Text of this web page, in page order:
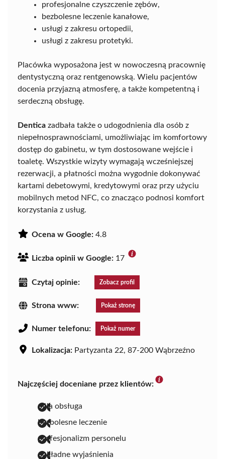
profesjonalne czyszczenie zębów,
bezbolesne leczenie kanałowe,
usługi z zakresu ortopedii,
usługi z zakresu protetyki.
Placówka wyposażona jest w nowoczesną pracownię
dentystyczną oraz rentgenowską. Wielu pacjentów
docenia przyjazną atmosferę, a także kompetentną i
serdeczną obsługę.
Dentica zadbała także o udogodnienia dla osób z
niepełnosprawnościami, umożliwiając im komfortowy
dostęp do gabinetu, w tym dostosowane wejście i
toaletę. Wszystkie wizyty wymagają wcześniejszej
rezerwacji, a płatności można wygodnie dokonywać
kartami debetowymi, kredytowymi oraz przy użyciu
mobilnych metod NFC, co znacząco podnosi komfort
korzystania z usług.
Ocena w Google: 4.8
Liczba opinii w Google: 17
Czytaj opinie: Zobacz profil
Strona www: Pokaż stronę
Numer telefonu: Pokaż numer
Lokalizacja: Partyzanta 22, 87-200 Wąbrzeźno
Najczęściej doceniane przez klientów:
miła obsługa
bezbolesne leczenie
profesjonalizm personelu
dokładne wyjaśnienia